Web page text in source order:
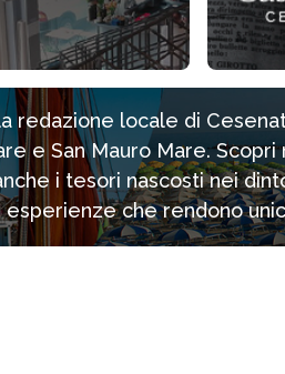
redazione locale di
e San Mauro Mare. Scopri
i tesori nascosti nei
che rendono